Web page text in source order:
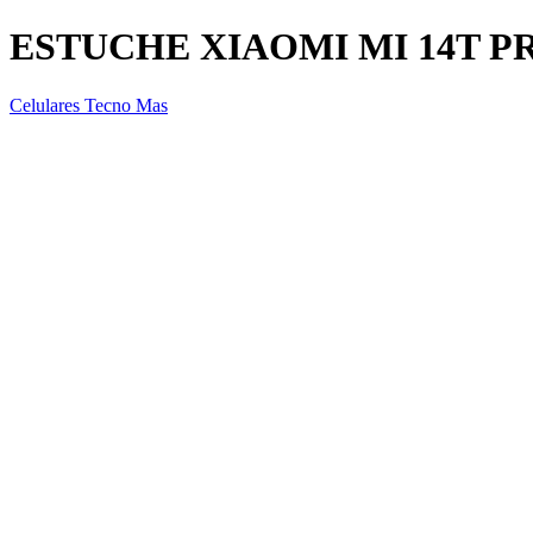
ESTUCHE XIAOMI MI 14T
Celulares Tecno Mas